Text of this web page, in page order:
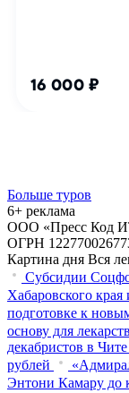
Больше туров
6+ реклама
ООО «Пресс Код
ОГРН
Картина дня Вся
Субсидии
Хабаровского
подготовке к
основу для
декабристов в
рублей
Энтони Камару до